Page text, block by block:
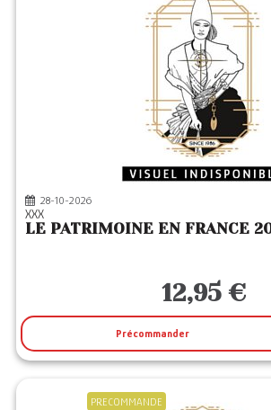
28-10-2026
XXX
LE PATRIMOINE EN FRANCE
12,95 €
Précommander
PRECOMMANDE